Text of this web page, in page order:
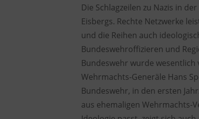
Die Schlagzeilen zu Nazis in
Eisbergs. Rechte Netzwerke
und die Reihen auch
Bundeswehroffizieren und
Bundeswehr wurde wesentlich
Wehrmachts-Generäle Hans
Bundeswehr, in den ersten
aus ehemaligen Wehrmachts-